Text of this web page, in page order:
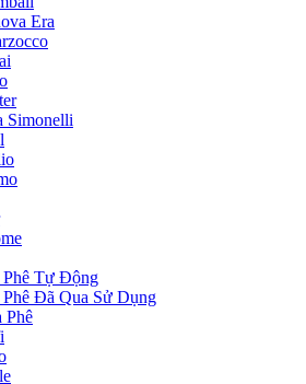
Era
Simonelli
Phê Tự Động
Đã Qua Sử Dụng
Phê